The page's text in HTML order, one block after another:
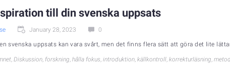
till din svenska uppsats
January 28, 2023 0
svenska uppsats kan vara svårt, men det finns flera sätt att göra det lite
, Diskussion, forskning, hålla fokus, introduktion, källkontroll, korrekturläsning,